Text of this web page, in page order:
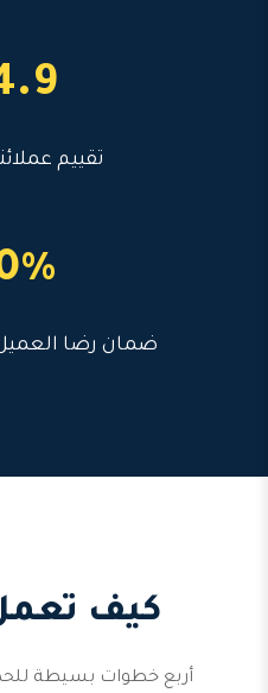
تقييم
ضمان رضا
كيف
أربع خطوات بسيطة